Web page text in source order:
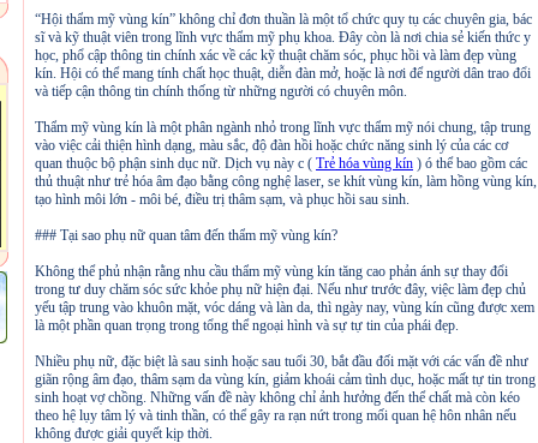
“Hội thẩm mỹ vùng kín” không chỉ đơn thuần là một tổ chức quy tụ các chuyên gia, bác
sĩ và kỹ thuật viên trong lĩnh vực thẩm mỹ phụ khoa. Đây còn là nơi chia sẻ kiến thức y
học, phổ cập thông tin chính xác về các kỹ thuật chăm sóc, phục hồi và làm đẹp vùng
kín. Hội có thể mang tính chất học thuật, diễn đàn mở, hoặc là nơi để người dân trao đổi
và tiếp cận thông tin chính thống từ những người có chuyên môn.
Thẩm mỹ vùng kín là một phân ngành nhỏ trong lĩnh vực thẩm mỹ nói chung, tập trung
vào việc cải thiện hình dạng, màu sắc, độ đàn hồi hoặc chức năng sinh lý của các cơ
quan thuộc bộ phận sinh dục nữ. Dịch vụ này c ( Trẻ hóa vùng kín ) ó thể bao gồm các
thủ thuật như trẻ hóa âm đạo bằng công nghệ laser, se khít vùng kín, làm hồng vùng kín,
tạo hình môi lớn - môi bé, điều trị thâm sạm, và phục hồi sau sinh.
### Tại sao phụ nữ quan tâm đến thẩm mỹ vùng kín?
Không thể phủ nhận rằng nhu cầu thẩm mỹ vùng kín tăng cao phản ánh sự thay đổi
trong tư duy chăm sóc sức khỏe phụ nữ hiện đại. Nếu như trước đây, việc làm đẹp chủ
yếu tập trung vào khuôn mặt, vóc dáng và làn da, thì ngày nay, vùng kín cũng được xem
là một phần quan trọng trong tổng thể ngoại hình và sự tự tin của phái đẹp.
Nhiều phụ nữ, đặc biệt là sau sinh hoặc sau tuổi 30, bắt đầu đối mặt với các vấn đề như
giãn rộng âm đạo, thâm sạm da vùng kín, giảm khoái cảm tình dục, hoặc mất tự tin trong
sinh hoạt vợ chồng. Những vấn đề này không chỉ ảnh hưởng đến thể chất mà còn kéo
theo hệ lụy tâm lý và tinh thần, có thể gây ra rạn nứt trong mối quan hệ hôn nhân nếu
không được giải quyết kịp thời.